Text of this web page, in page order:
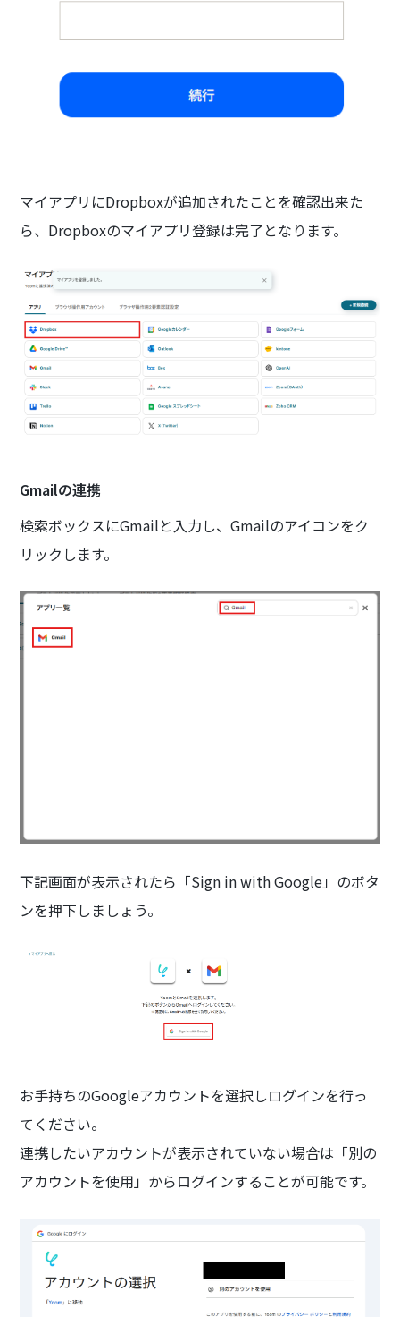
マイアプリにDropboxが追加されたことを確認出来た
ら、Dropboxのマイアプリ登録は完了となります。
Gmailの連携
検索ボックスにGmailと入力し、Gmailのアイコンをク
リックします。
下記画面が表示されたら「Sign in with Google」のボタ
ンを押下しましょう。
お手持ちのGoogleアカウントを選択しログインを行っ
てください。
連携したいアカウントが表示されていない場合は「別の
アカウントを使用」からログインすることが可能です。